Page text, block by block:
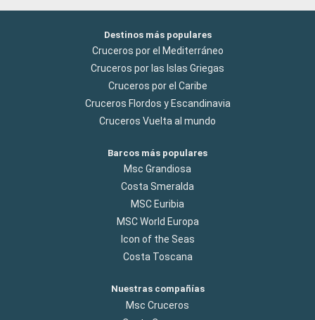
Destinos más populares
Cruceros por el Mediterráneo
Cruceros por las Islas Griegas
Cruceros por el Caribe
Cruceros Flordos y Escandinavia
Cruceros Vuelta al mundo
Barcos más populares
Msc Grandiosa
Costa Smeralda
MSC Euribia
MSC World Europa
Icon of the Seas
Costa Toscana
Nuestras compañías
Msc Cruceros